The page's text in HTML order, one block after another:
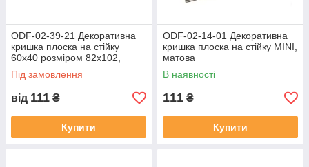
ODF-02-39-21 Декоративна
кришка плоска на стійку
60х40 розміром 82х102,
чорна
Під замовлення
від 111 ₴
Купити
ODF-02-14-01 Декоративна
кришка плоска на стійку MINI,
матова
В наявності
111 ₴
Купити